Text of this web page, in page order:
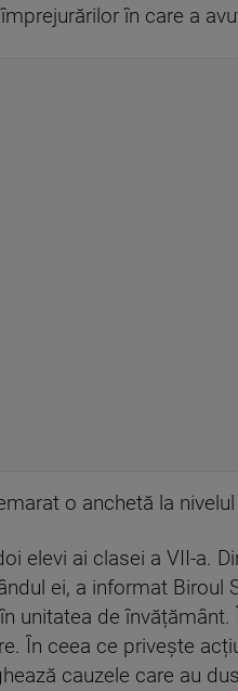
în care a
o anchetă la nivelul
elevi ai clasei a VII-a.
ei, a informat
unitatea de
În ceea ce privește
cauzele care au